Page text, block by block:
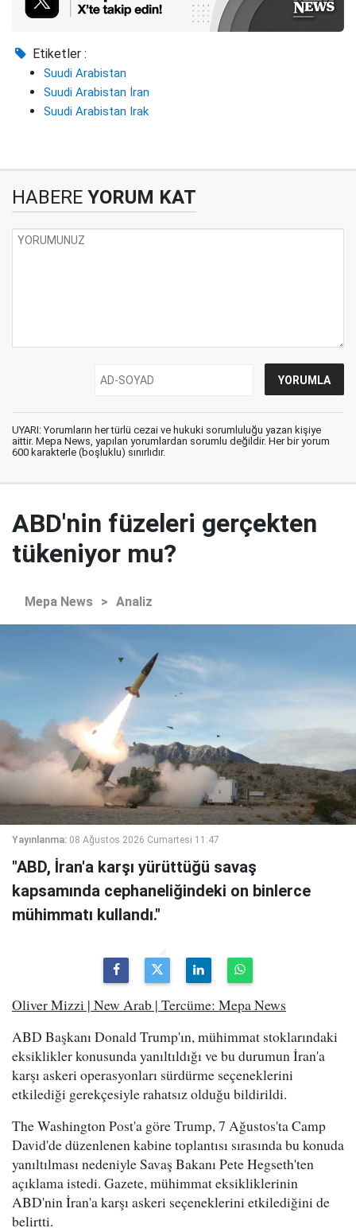
Etiketler :
Suudi Arabistan
Suudi Arabistan İran
Suudi Arabistan Irak
HABERE YORUM KAT
UYARI: Yorumların her türlü cezai ve hukuki sorumluluğu yazan kişiye
aittir. Mepa News, yapılan yorumlardan sorumlu değildir. Her bir yorum
600 karakterle (boşluklu) sınırlıdır.
ABD'nin füzeleri gerçekten
tükeniyor mu?
Mepa News > Analiz
Yayınlanma: 08 Ağustos 2026 Cumartesi 11:47
"ABD, İran'a karşı yürüttüğü savaş
kapsamında cephaneliğindeki on binlerce
mühimmatı kullandı."
Oliver Mizzi | New Arab | Tercüme: Mepa News
ABD Başkanı Donald Trump'ın, mühimmat stoklarındaki
eksiklikler konusunda yanıltıldığı ve bu durumun İran'a
karşı askeri operasyonları sürdürme seçeneklerini
etkilediği gerekçesiyle rahatsız olduğu bildirildi.
The Washington Post'a göre Trump, 7 Ağustos'ta Camp
David'de düzenlenen kabine toplantısı sırasında bu konuda
yanıltılması nedeniyle Savaş Bakanı Pete Hegseth'ten
açıklama istedi. Gazete, mühimmat eksikliklerinin
ABD'nin İran'a karşı askeri seçeneklerini etkilediğini de
belirtti.